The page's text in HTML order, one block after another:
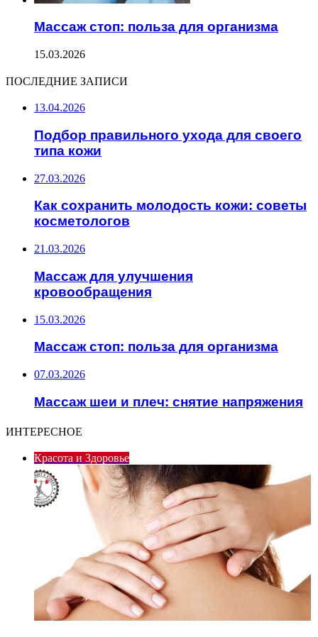
Массаж стоп: польза для организма
15.03.2026
ПОСЛЕДНИЕ ЗАПИСИ
13.04.2026
Подбор правильного ухода для своего
типа кожи
27.03.2026
Как сохранить молодость кожи: советы
косметологов
21.03.2026
Массаж для улучшения
кровообращения
15.03.2026
Массаж стоп: польза для организма
07.03.2026
Массаж шеи и плеч: снятие напряжения
ИНТЕРЕСНОЕ
Красота и Здоровье